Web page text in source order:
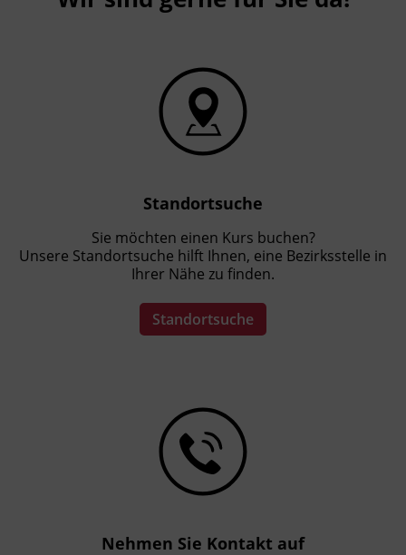
Standortsuche
Sie möchten einen Kurs buchen?
Unsere Standortsuche hilft Ihnen, eine Bezirksstelle in
Ihrer Nähe zu finden.
Standortsuche
Nehmen Sie Kontakt auf